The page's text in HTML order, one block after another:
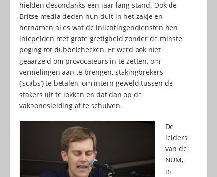
hielden desondanks een jaar lang stand. Ook de
Britse media deden hun duit in het zakje en
hernamen alles wat de inlichtingendiensten hen
inlepelden met grote gretigheid zonder de minste
poging tot dubbelchecken. Er werd ook niet
geaarzeld om provocateurs in te zetten, om
vernielingen aan te brengen, stakingbrekers
(‘scabs’) te betalen, om intern geweld tussen de
stakers uit te lokken en dat dan op de
vakbondsleiding af te schuiven.
De
leiders
van de
NUM,
in